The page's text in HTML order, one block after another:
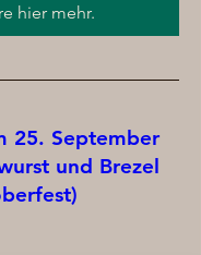
hier mehr.
25. September
und Brezel